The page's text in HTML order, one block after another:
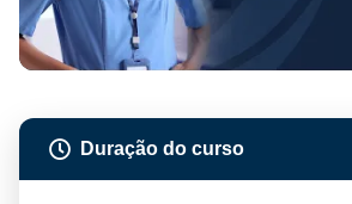
Duração do curso